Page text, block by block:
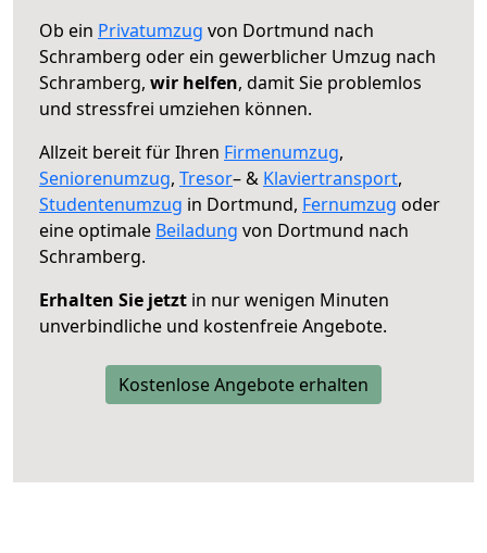
Ob ein Privatumzug von Dortmund nach
Schramberg oder ein gewerblicher Umzug nach
Schramberg, wir helfen, damit Sie problemlos
und stressfrei umziehen können.
Allzeit bereit für Ihren Firmenumzug,
Seniorenumzug, Tresor– & Klaviertransport,
Studentenumzug in Dortmund, Fernumzug oder
eine optimale Beiladung von Dortmund nach
Schramberg.
Erhalten Sie jetzt in nur wenigen Minuten
unverbindliche und kostenfreie Angebote.
Kostenlose Angebote erhalten